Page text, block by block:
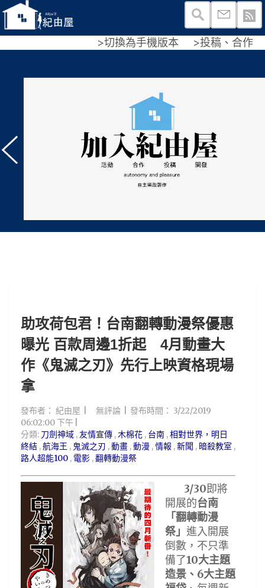
>切換為手機版本 >投稿、合作
助攻荷包君！台南翻轉動漫祭優惠
曝光 百款周邊1折起 4月動畫大
作《鬼滅之刃》先行上映資格現場
拿
發布者： 紀由屋 無評論 發布時間： 3/22/2019
06:02:00 下午
分類: 刀劍神域 , 友情宣傳 ,木棉花 , 台南 ,相對世界，明日
終結 ,航海王 , 鬼滅之刃 ,動畫 ,動漫 ,情報 ,新聞 , 暗殺教室 ,
路人超能100 , 電影 ,翻轉動漫祭
3/30即將
開展的台南
「翻轉動漫
祭」 進入開展
倒數，不只準
備了10大主題
造景、 6大主題